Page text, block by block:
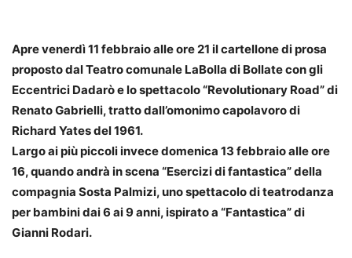
Apre venerdì 11 febbraio alle ore 21 il cartellone di prosa
proposto dal Teatro comunale LaBolla di Bollatecon gli
Eccentrici Dadarò e lo spettacolo “Revolutionary Road” di
Renato Gabrielli, tratto dall’omonimo capolavoro di
Richard Yates del 1961.
Largo ai più piccoli invece domenica 13 febbraio alle ore
16, quando andrà in scena “Esercizi di fantastica” della
compagnia Sosta Palmizi, uno spettacolo di teatrodanza
per bambini dai 6 ai 9 anni, ispirato a “Fantastica” di
Gianni Rodari.